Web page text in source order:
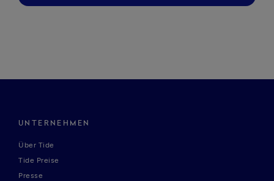
UNTERNEHMEN
Über Tide
Tide Preise
Presse